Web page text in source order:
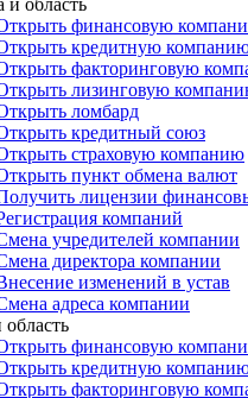
финансовую
кредитную
факторинговую
лизинговую
ломбард
кредитный союз
страховую компанию
пункт обмена валют
лицензии
компаний
учредителей компании
директора компании
изменений в устав
адреса компании
финансовую
кредитную
факторинговую